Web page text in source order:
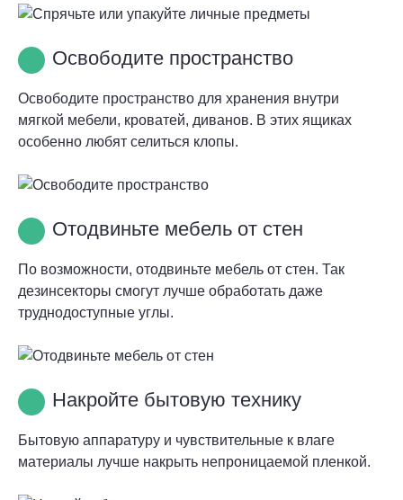
Освободите пространство
Освободите пространство для хранения внутри
мягкой мебели, кроватей, диванов. В этих ящиках
особенно любят селиться клопы.
Отодвиньте мебель от стен
По возможности, отодвиньте мебель от стен. Так
дезинсекторы смогут лучше обработать даже
труднодоступные углы.
Накройте бытовую технику
Бытовую аппаратуру и чувствительные к влаге
материалы лучше накрыть непроницаемой пленкой.